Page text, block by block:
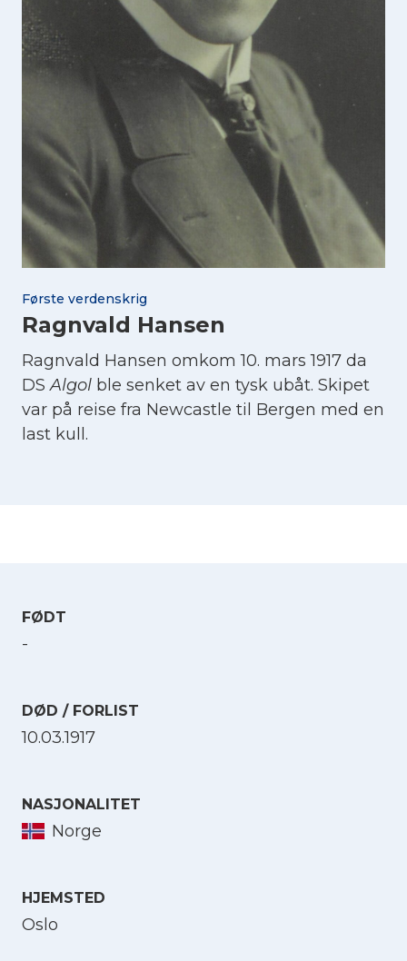
Første verdenskrig
Ragnvald Hansen
Ragnvald Hansen omkom 10. mars 1917 da
DSAlgol ble senket av en tysk ubåt. Skipet
var på reise fra Newcastle til Bergen med en
last kull.
FØDT
-
DØD / FORLIST
10.03.1917
NASJONALITET
Norge
HJEMSTED
Oslo
English